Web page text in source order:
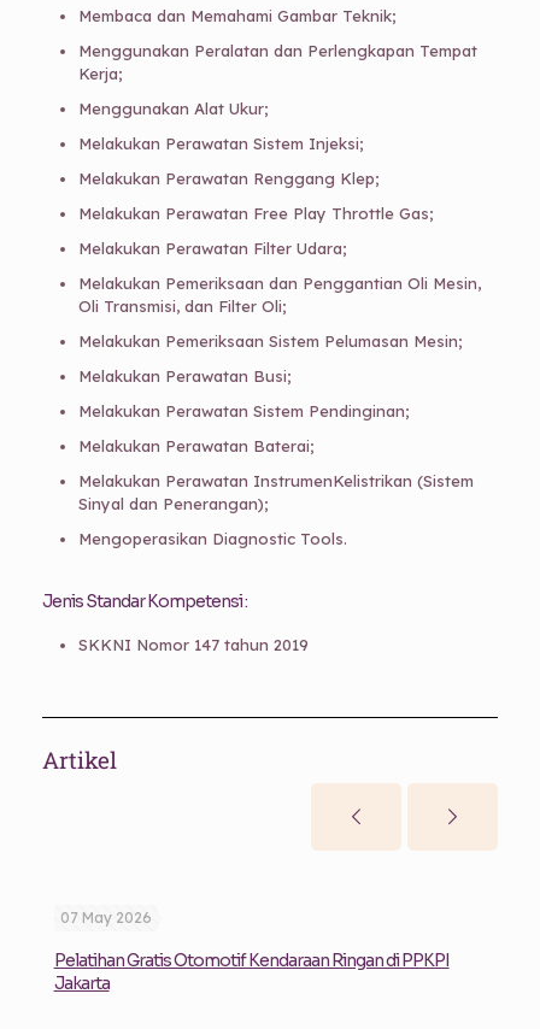
Membaca dan Memahami Gambar Teknik;
Menggunakan Peralatan dan Perlengkapan Tempat
Kerja;
Menggunakan Alat Ukur;
Melakukan Perawatan Sistem Injeksi;
Melakukan Perawatan Renggang Klep;
Melakukan Perawatan Free Play Throttle Gas;
Melakukan Perawatan Filter Udara;
Melakukan Pemeriksaan dan Penggantian Oli Mesin,
Oli Transmisi, dan Filter Oli;
Melakukan Pemeriksaan Sistem Pelumasan Mesin;
Melakukan Perawatan Busi;
Melakukan Perawatan Sistem Pendinginan;
Melakukan Perawatan Baterai;
Melakukan Perawatan InstrumenKelistrikan (Sistem
Sinyal dan Penerangan);
Mengoperasikan Diagnostic Tools.
Jenis Standar Kompetensi :
SKKNI Nomor 147 tahun 2019
Artikel
07 May 2026
Pelatihan Gratis Otomotif Kendaraan Ringan di PPKPI
Jakarta